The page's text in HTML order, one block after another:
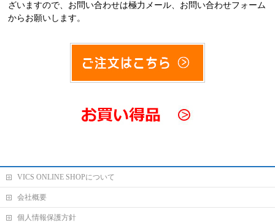
ざいますので、お問い合わせは極力メール、お問い合わせフォーム
からお願いします。
VICS ONLINE SHOPについて
会社概要
個人情報保護方針